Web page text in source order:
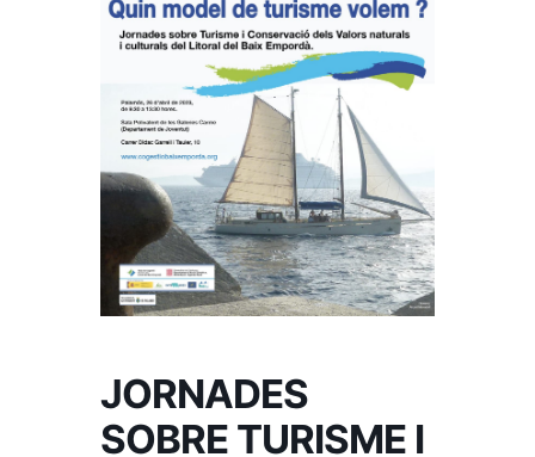
JORNADES
SOBRE TURISME I